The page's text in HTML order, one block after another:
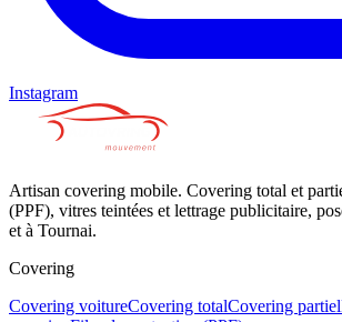
Instagram
Artisan covering mobile. Covering total et
(PPF), vitres teintées et lettrage publicitaire,
et à Tournai.
Covering
Covering voitureCovering totalCovering partiel